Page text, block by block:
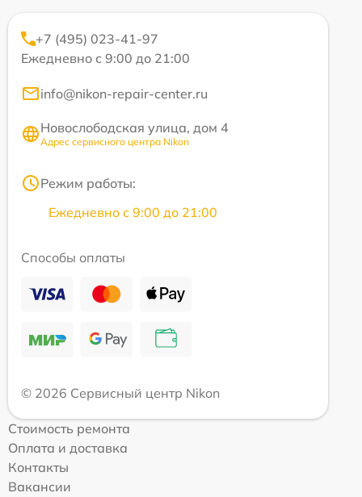
+7 (495) 023-41-97
Ежедневно с 9:00 до 21:00
info@nikon-repair-center.ru
Новослободская улица, дом 4
Адрес сервисного центра Nikon
Режим работы:
Ежедневно с 9:00 до 21:00
Способы оплаты
© 2026 Сервисный центр Nikon
Стоимость ремонта
Оплата и доставка
Контакты
Вакансии